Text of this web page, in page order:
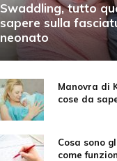
Swaddling, tutto
sapere sulla
neonato
Manovra di
cose da
Cosa sono
come